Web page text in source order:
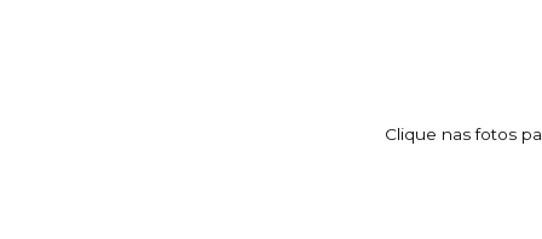
Clique nas fotos